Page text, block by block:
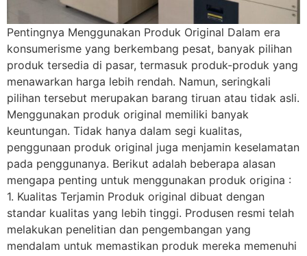
Pentingnya Menggunakan Produk Original Dalam era
konsumerisme yang berkembang pesat, banyak pilihan
produk tersedia di pasar, termasuk produk-produk yang
menawarkan harga lebih rendah. Namun, seringkali
pilihan tersebut merupakan barang tiruan atau tidak asli.
Menggunakan produk original memiliki banyak
keuntungan. Tidak hanya dalam segi kualitas,
penggunaan produk original juga menjamin keselamatan
pada penggunanya. Berikut adalah beberapa alasan
mengapa penting untuk menggunakan produk origina :
1. Kualitas Terjamin Produk original dibuat dengan
standar kualitas yang lebih tinggi. Produsen resmi telah
melakukan penelitian dan pengembangan yang
mendalam untuk memastikan produk mereka memenuhi